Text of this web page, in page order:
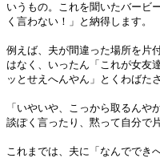
いうもの。これを聞いたバービ
く言わない！」と納得します。
例えば、夫が間違った場所を片
はなく、いったん「これが女友
ッとせえへんやん」とくわばたさ
「いやいや、こっから取るん
談ぽく言ったり、黙って自分で
これまでは、夫に「なんででき